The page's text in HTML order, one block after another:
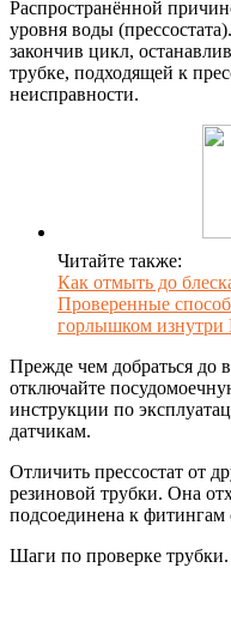
Распространённой
уровня воды
закончив цикл,
трубке, подходящей к
неисправности.
Читайте также:
Как отмыть до
Проверенные
горлышком изнутри
Прежде чем добраться до
отключайте
инструкции по
датчикам.
Отличить прессостат от
резиновой трубки. Она
подсоединена к
Шаги по проверке трубки.